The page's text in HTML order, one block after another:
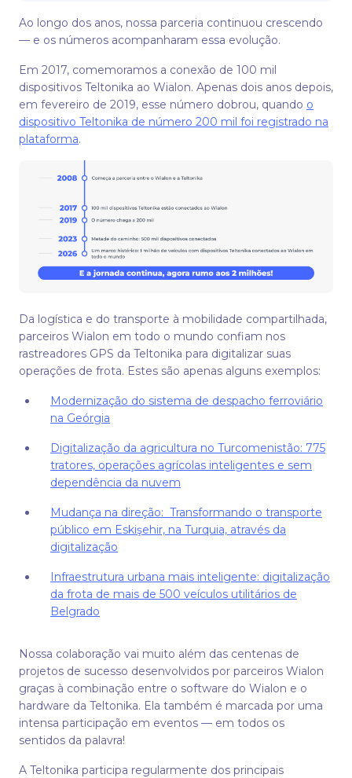
Ao longo dos anos, nossa parceria continuou crescendo
— e os números acompanharam essa evolução.
Em 2017, comemoramos a conexão de 100 mil
dispositivos Teltonika ao Wialon. Apenas dois anos depois,
em fevereiro de 2019, esse número dobrou, quando o
dispositivo Teltonika de número 200 mil foi registrado na
plataforma.
Da logística e do transporte à mobilidade compartilhada,
parceiros Wialon em todo o mundo confiam nos
rastreadores GPS da Teltonika para digitalizar suas
operações de frota. Estes são apenas alguns exemplos:
Modernização do sistema de despacho ferroviário
na Geórgia
Digitalização da agricultura no Turcomenistão: 775
tratores, operações agrícolas inteligentes e sem
dependência da nuvem
Mudança na direção: Transformando o transporte
público em Eskişehir, na Turquia, através da
digitalização
Infraestrutura urbana mais inteligente: digitalização
da frota de mais de 500 veículos utilitários de
Belgrado
Nossa colaboração vai muito além das centenas de
projetos de sucesso desenvolvidos por parceiros Wialon
graças à combinação entre o software do Wialon e o
hardware da Teltonika. Ela também é marcada por uma
intensa participação em eventos — em todos os
sentidos da palavra!
A Teltonika participa regularmente dos principais